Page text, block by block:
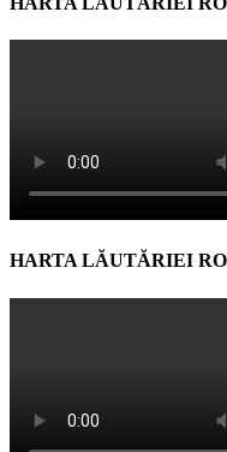
HARTA LĂUTĂRIEI